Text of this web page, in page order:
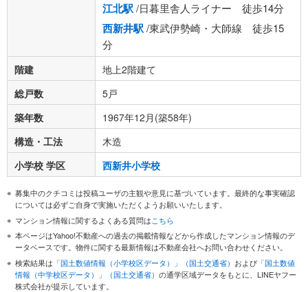
江北駅/日暮里舎人ライナー 徒歩14分
西新井駅/東武伊勢崎・大師線 徒歩15
分
階建
地上2階建て
総戸数
5戸
築年数
1967年12月(築58年)
構造・工法
木造
小学校 学区
西新井小学校
募集中のクチコミは投稿ユーザの主観や意見に基づいています。最終的な事実確認
については必ずご自身で実施いただくようお願いいたします。
マンション情報に関するよくある質問はこちら
本ページはYahoo!不動産への過去の掲載情報などから作成したマンション情報のデ
ータベースです。物件に関する最新情報は不動産会社へお問い合わせください。
検索結果は 「国土数値情報（小学校区データ）」（国土交通省） および 「国土数値
情報（中学校区データ）」（国土交通省） の通学区域データをもとに、LINEヤフー
株式会社が提示しています。